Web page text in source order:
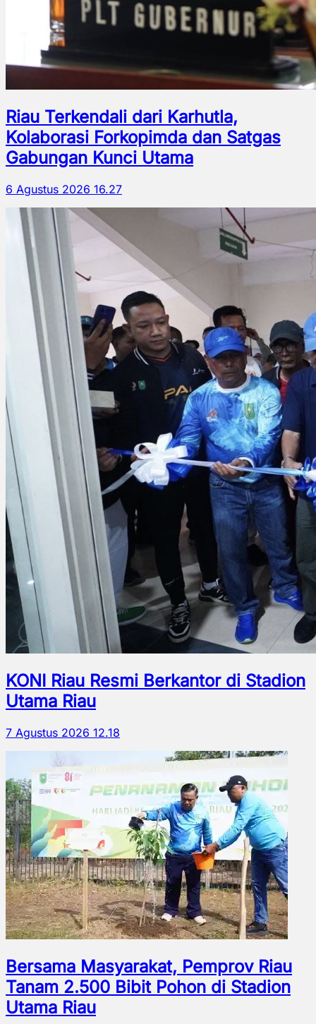
Riau Terkendali dari Karhutla,
Kolaborasi Forkopimda dan Satgas
Gabungan Kunci Utama
6 Agustus 2026 16.27
KONI Riau Resmi Berkantor di Stadion
Utama Riau
7 Agustus 2026 12.18
Bersama Masyarakat, Pemprov Riau
Tanam 2.500 Bibit Pohon di Stadion
Utama Riau